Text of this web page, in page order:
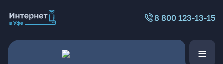
8 800 123-13-15